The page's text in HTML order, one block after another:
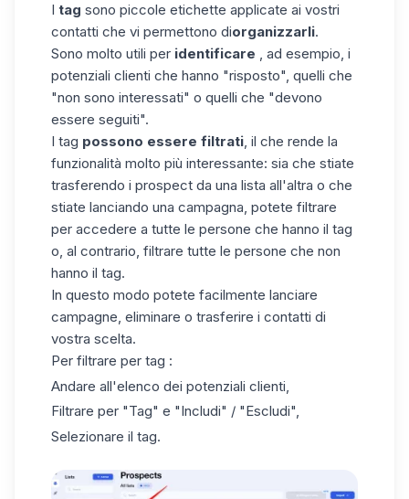
I tag sono piccole etichette applicate ai vostri
contatti che vi permettono diorganizzarli.
Sono molto utili per identificare
, ad esempio, i
potenziali clienti che hanno "risposto", quelli che
"non sono interessati" o quelli che "devono
essere seguiti".
I tag possono essere filtrati , il che rende la
funzionalità molto più interessante: sia che stiate
trasferendo i prospect da una lista all'altra o che
stiate lanciando una campagna, potete filtrare
per accedere a tutte le persone che hanno il tag
o, al contrario, filtrare tutte le persone che non
hanno il tag.
In questo modo potete facilmente lanciare
campagne, eliminare o trasferire i contatti di
vostra scelta.
Per filtrare per tag :
Andare all'elenco dei potenziali clienti,
Filtrare per "Tag" e "Includi" / "Escludi",
Selezionare il tag.